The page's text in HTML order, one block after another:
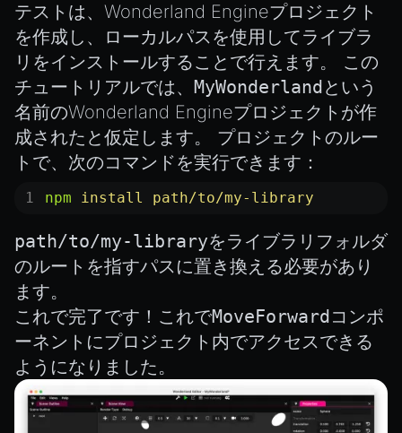
テストは、Wonderland Engineプロジェクト
を作成し、ローカルパスを使用してライブラ
リをインストールすることで行えます。 この
チュートリアルでは、 MyWonderlandという
名前のWonderland Engineプロジェクトが作
成されたと仮定します。 プロジェクトのルー
トで、次のコマンドを実行できます：
npm install path/to/my-library
path/to/my-libraryをライブラリフォルダ
のルートを指すパスに置き換える必要があり
ます。
これで完了です！これでMoveForwardコンポ
ーネントにプロジェクト内でアクセスできる
ようになりました。